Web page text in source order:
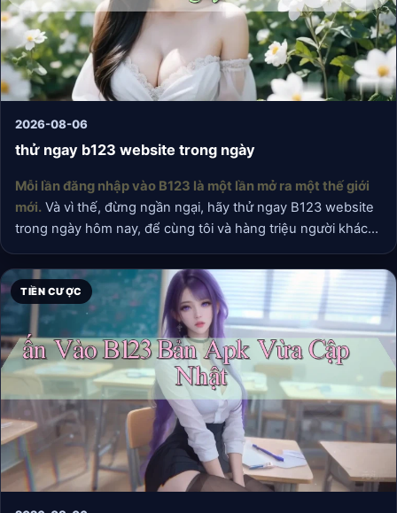
2026-08-06
thử ngay b123 website trong ngày
Mỗi lần đăng nhập vào B123 là một lần mở ra một thế giới
mới. Và vì thế, đừng ngần ngại, hãy thử ngay B123 website
trong ngày hôm nay, để cùng tôi và hàng triệu người khác
trải nghiệm những điều tuyệt vời mà nó mang lại.
TIỀN CƯỢC